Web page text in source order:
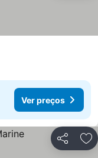
Ver preços
Partilhar